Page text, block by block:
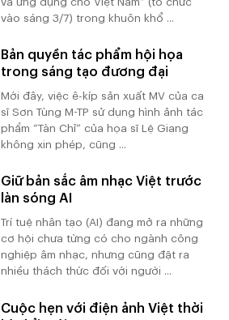
vào sáng 3/7) trong khuôn khổ ...
Bản quyền tác phẩm hội họa
trong sáng tạo đương đại
Mới đây, việc ê-kíp sản xuất MV của ca
sĩ Sơn Tùng M-TP sử dụng hình ảnh tác
phẩm “Tàn Chỉ” của họa sĩ Lệ Giang
không xin phép, cũng ...
Giữ bản sắc âm nhạc Việt trước
làn sóng AI
Trí tuệ nhân tạo (AI) đang mở ra những
cơ hội chưa từng có cho ngành công
nghiệp âm nhạc, nhưng cũng đặt ra
nhiều thách thức đối với người ...
Cuộc hẹn với điện ảnh Việt thời